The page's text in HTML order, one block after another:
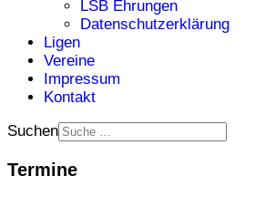
LSB Ehrungen
Datenschutzerklärung
Ligen
Vereine
Impressum
Kontakt
Suchen
Termine